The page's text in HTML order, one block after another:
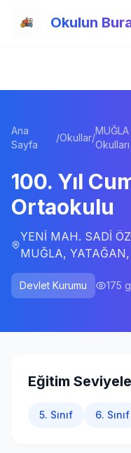
Okulun
Okullar
Haberler
Blog
Hakkımızda
İletişim
Ana
Sayfa
/Okullar/
MUĞLA
Okulları
100. Yıl
Ortaokulu
YENİ MAH. SADİ
MUĞLA,
Devlet Kurumu 175
Eğitim
5. Sınıf 6. Sınıf